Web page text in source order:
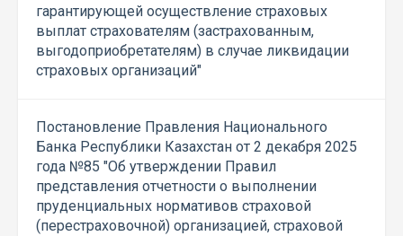
гарантирующей осуществление страховых
выплат страхователям (застрахованным,
выгодоприобретателям) в случае ликвидации
страховых организаций"
Постановление Правления Национального
Банка Республики Казахстан от 2 декабря 2025
года №85 "Об утверждении Правил
представления отчетности о выполнении
пруденциальных нормативов страховой
(перестраховочной) организацией, страховой